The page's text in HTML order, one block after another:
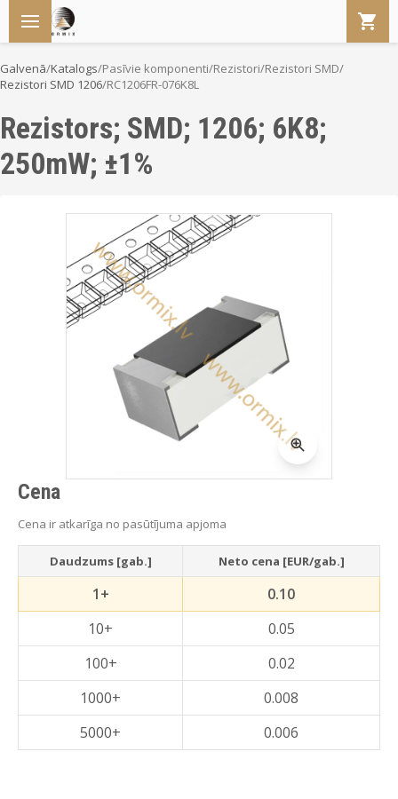
Galvenā/Katalogs/Pasīvie komponenti/Rezistori/Rezistori SMD/
Rezistori SMD 1206/RC1206FR-076K8L
Rezistors; SMD; 1206; 6K8;
250mW; ±1%
Cena
Cena ir atkarīga no pasūtījuma apjoma
Daudzums [gab.] Neto cena [EUR/gab.]
1+
0.10
10+
0.05
100+
0.02
1000+
0.008
5000+
0.006